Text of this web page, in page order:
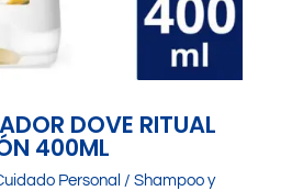
DOVE RITUAL
400ML
Personal / Shampoo y